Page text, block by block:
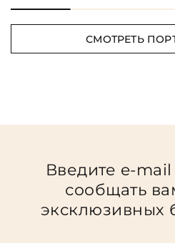
СМОТРЕТЬ
Введите e-
сообщать
эксклюзивных